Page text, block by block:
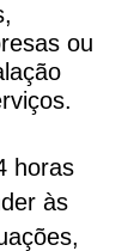
ou
horas
às